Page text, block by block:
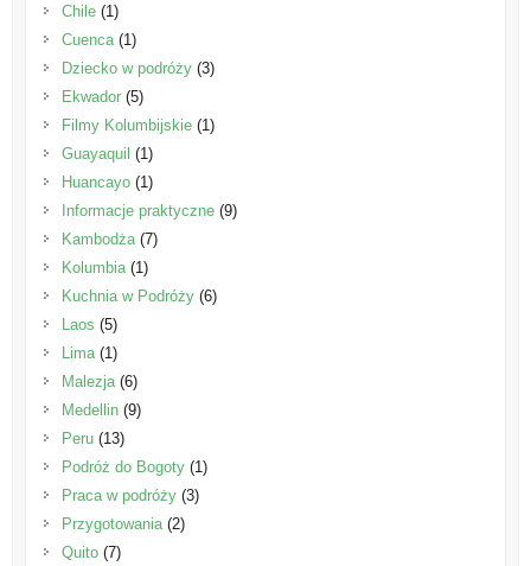
Chile(1)
Cuenca(1)
Dziecko w podróży(3)
Ekwador(5)
Filmy Kolumbijskie(1)
Guayaquil (1)
Huancayo(1)
Informacje praktyczne(9)
Kambodża(7)
Kolumbia(1)
Kuchnia w Podróży(6)
Laos (5)
Lima(1)
Malezja(6)
Medellin(9)
Peru(13)
Podróż do Bogoty(1)
Praca w podróży(3)
Przygotowania(2)
Quito(7)